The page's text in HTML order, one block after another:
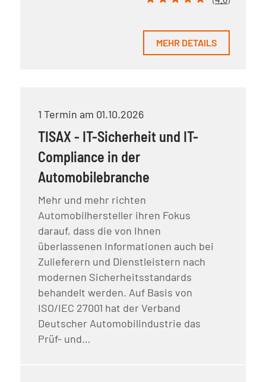
MEHR DETAILS
1 Termin am 01.10.2026
TISAX - IT-Sicherheit und IT-
Compliance in der
Automobilebranche
Mehr und mehr richten
Automobilhersteller ihren Fokus
darauf, dass die von Ihnen
überlassenen Informationen auch bei
Zulieferern und Dienstleistern nach
modernen Sicherheitsstandards
behandelt werden. Auf Basis von
ISO/IEC 27001 hat der Verband
Deutscher Automobilindustrie das
Prüf- und…